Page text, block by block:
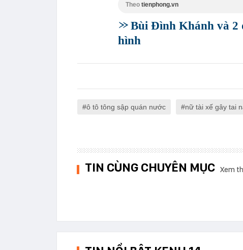
Theo tienphong.vn
Bùi Đình Khánh và 2
hình
ô tô tông sập quán nước nữ tài xế gây tai
TIN CÙNG CHUYÊN MỤC Xem